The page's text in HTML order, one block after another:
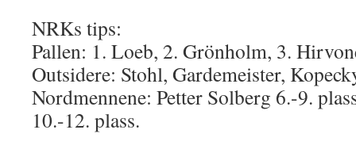
NRKs tips:
Pallen: 1. Loeb, 2. Grönholm, 3.
Outsidere: Stohl, Gardemeister,
Nordmennene: Petter Solberg 6.-9.
10.-12. plass.